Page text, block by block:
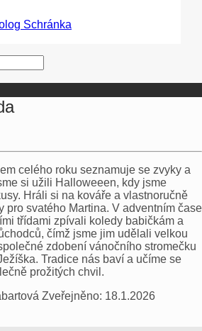
Schránka
celého roku seznamuje se zvyky a
si užili Halloweeen, kdy jsme
Hráli si na kováře a vlastnoručně
pro svatého Martina. V adventním čase
třídami zpívali koledy babičkám a
čímž jsme jim udělali velkou
zdobení vánočního stromečku
Tradice nás baví a učíme se
prožitých chvil.
Zveřejněno: 18.1.2026